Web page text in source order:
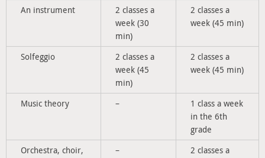
An instrument
2 classes a
week (30
min)
2 classes a
week (45 min)
Solfeggio
2 classes a
week (45
min)
2 classes a
week (45 min)
Music theory –
1 class a week
in the 6th
grade
Orchestra, choir,
–
2 classes a